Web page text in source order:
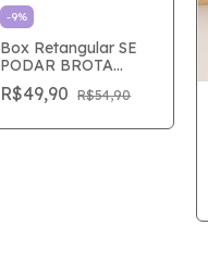
-9%
Box Retangular SE
PODAR BROTA
6X15cm
R$49,90 R$54,90